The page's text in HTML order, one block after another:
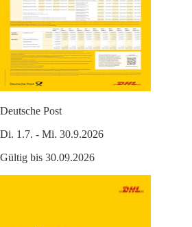
Deutsche Post
Di. 1.7. - Mi. 30.9.2026
Gültig bis 30.09.2026